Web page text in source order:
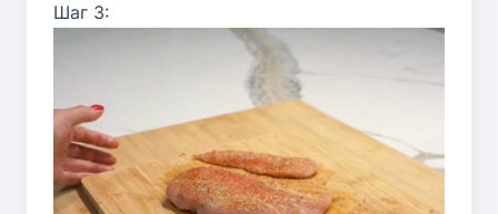
Шаг 3: